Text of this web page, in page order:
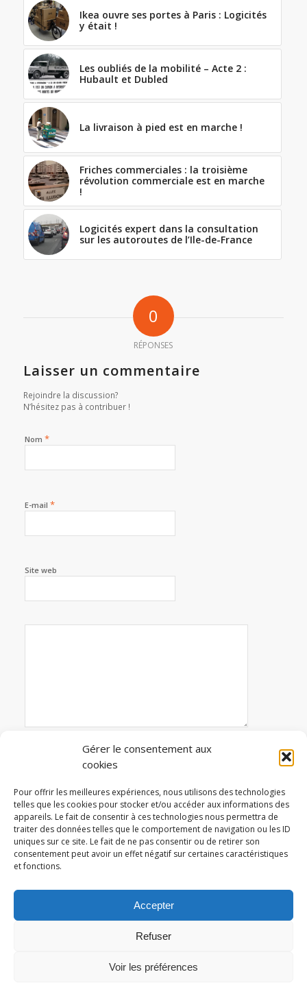
Gérer le consentement aux
cookies
Pour offrir les meilleures expériences, nous utilisons des technologies
telles que les cookies pour stocker et/ou accéder aux informations des
appareils. Le fait de consentir à ces technologies nous permettra de
traiter des données telles que le comportement de navigation ou les ID
uniques sur ce site. Le fait de ne pas consentir ou de retirer son
consentement peut avoir un effet négatif sur certaines caractéristiques
et fonctions.
Accepter
Refuser
Voir les préférences
Ikea ouvre ses portes à Paris : Logicités
y était !
Les oubliés de la mobilité – Acte 2 :
Hubault et Dubled
La livraison à pied est en marche !
Friches commerciales : la troisième
révolution commerciale est en marche
!
Logicités expert dans la consultation
sur les autoroutes de l’Ile-de-France
0
RÉPONSES
Laisser un commentaire
Rejoindre la discussion?
N’hésitez pas à contribuer !
Nom *
E-mail *
Site web
Ce site utilise Akismet pour réduire les indésirables.
En savoir plus sur la façon dont les données de
vos commentaires sont traitées
Conditions générales de vente-